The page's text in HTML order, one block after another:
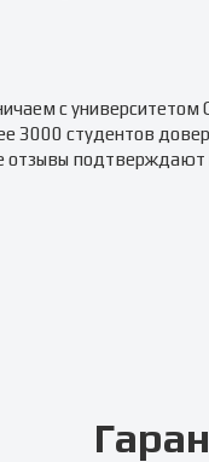
с университетом
3000 студентов
отзывы